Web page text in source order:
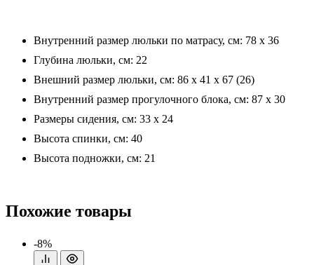
Внутренний размер люльки по матрасу, см: 78 x 36
Глубина люльки, см: 22
Внешний размер люльки, см: 86 х 41 х 67 (26)
Внутренний размер прогулочного блока, см: 87 х 30
Размеры сидения, см: 33 х 24
Высота спинки, см: 40
Высота подножки, см: 21
Похожие товары
-8%